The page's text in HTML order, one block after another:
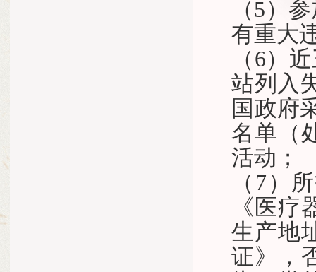
（5）
有重大
（ 6）
站列入
国政府
名单（
活动；
（ 7）
《医
生产地
证》，